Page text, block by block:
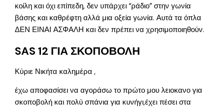
κοίλη και όχι επίπεδη, δεν υπάρχει “ράδιο” στην γωνία
βάσης και καθρέφτη αλλά μια οξεία γωνία. Αυτά τα όπλα
ΔΕΝ ΕΙΝΑΙ ΑΣΦΑΛΗ και δεν πρέπει να χρησιμοποιηθούν.
SAS 12 ΓΙΑ ΣΚΟΠΟΒΟΛΗ
Κύριε Νικήτα καλημέρα ,
έχω αποφασίσει να αγοράσω το πρώτο μου λειοκανο για
σκοποβολή και πολύ σπάνια για κυνήγι,έχει πέσει στα